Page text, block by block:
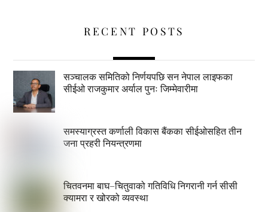
RECENT POSTS
सञ्चालक समितिको निर्णयपछि सन नेपाल लाइफका
सीईओ राजकुमार अर्याल पुनः जिम्मेवारीमा
समस्याग्रस्त कर्णाली विकास बैंकका सीईओसहित तीन
जना प्रहरी नियन्त्रणमा
चितवनमा बाघ–चितुवाको गतिविधि निगरानी गर्न सीसी
क्यामरा र खोरको व्यवस्था